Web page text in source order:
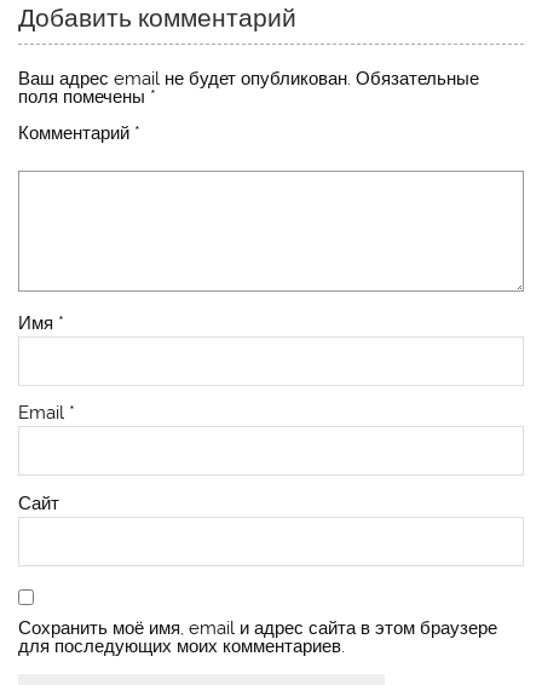
Добавить комментарий
Ваш адрес email не будет опубликован. Обязательные
поля помечены *
Комментарий *
Имя *
Email *
Сайт
Сохранить моё имя, email и адрес сайта в этом браузере
для последующих моих комментариев.